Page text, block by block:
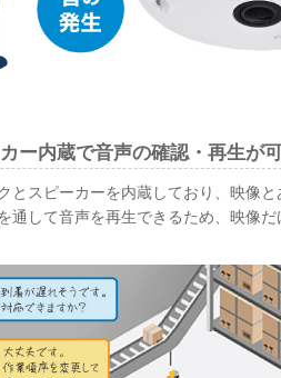
ー内蔵で音声の確認・再生が
とスピーカーを内蔵しており、映像
通して音声を再生できるため、映像